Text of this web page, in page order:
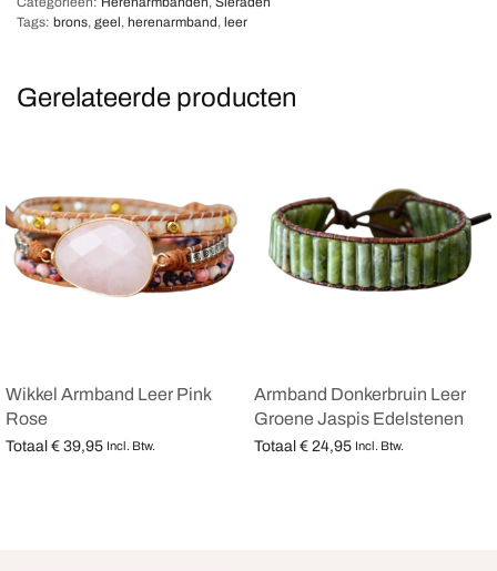
Tags: brons, geel, herenarmband, leer
Gerelateerde producten
Wikkel Armband Leer Pink
Rose
Totaal € 39,95 Incl. Btw.
Armband Donkerbruin Leer
Groene Jaspis Edelstenen
Totaal € 24,95 Incl. Btw.